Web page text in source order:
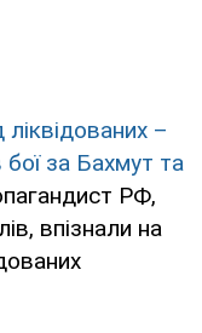
ліквідованих –
бої за Бахмут та
РФ,
впізнали на